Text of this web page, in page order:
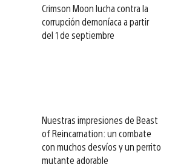
Crimson Moon lucha contra la
corrupción demoníaca a partir
del 1 de septiembre
Nuestras impresiones de Beast
of Reincarnation: un combate
con muchos desvíos y un perrito
mutante adorable